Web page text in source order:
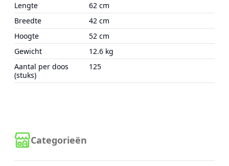
Categorieën
Lengte
62 cm
Breedte
42 cm
Hoogte
52 cm
Gewicht
12.6 kg
Aantal per doos
(stuks)
125